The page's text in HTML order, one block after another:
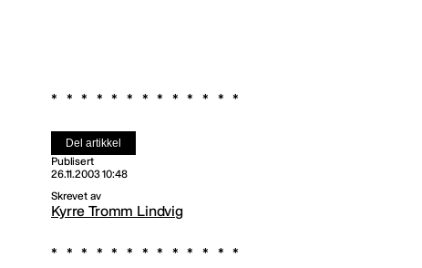
Del artikkel
Publisert
26.11.2003 10:48
Skrevet av
Kyrre Tromm Lindvig